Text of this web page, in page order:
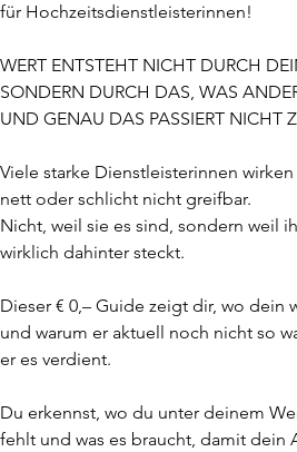
für Hochzeitsdienstleisterinnen!
WERT ENTSTEHT NICHT DURCH
SONDERN DURCH DAS, WAS
UND GENAU DAS PASSIERT NICHT
Viele starke Dienstleisterinnen
nett oder schlicht nicht greifbar.
Nicht, weil sie es sind, sondern weil
wirklich dahinter steckt.
Dieser € 0,– Guide zeigt dir, wo dein
und warum er aktuell noch nicht so
er es verdient.
Du erkennst, wo du unter deinem
fehlt und was es braucht, damit dein